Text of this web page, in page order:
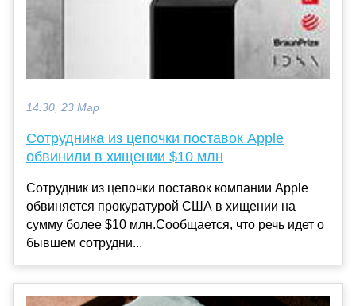
14:30, 23 Мар
Сотрудника из цепочки поставок Apple
обвинили в хищении $10 млн
Сотрудник из цепочки поставок компании Apple
обвиняется прокуратурой США в хищении на
сумму более $10 млн.Сообщается, что речь идет о
бывшем сотрудни...